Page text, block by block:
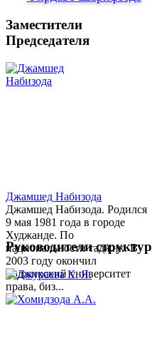
Заместители
Председателя
Джамшед Набизода
Джамшед Набизода. Родился
9 мая 1981 года в городе
Худжанде. По
национальности таджик. В
2003 году окончил
Таджикский университет
права, биз...
Руководители структур